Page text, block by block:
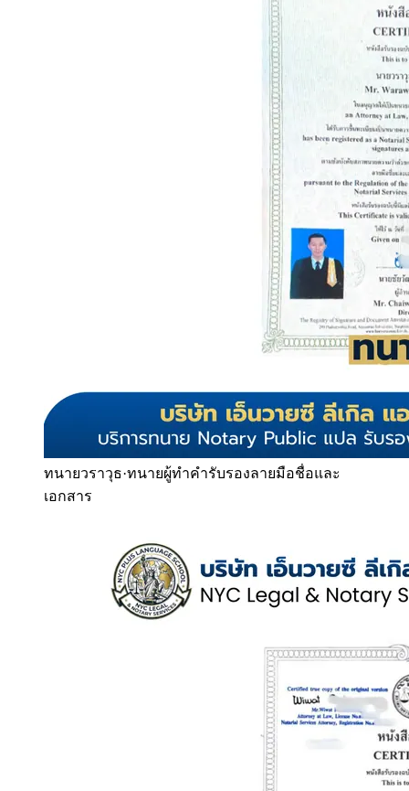
ทนายวราวุธ·ทนายผู้ทำคำรับรองลายมือชื่อและ
เอกสาร